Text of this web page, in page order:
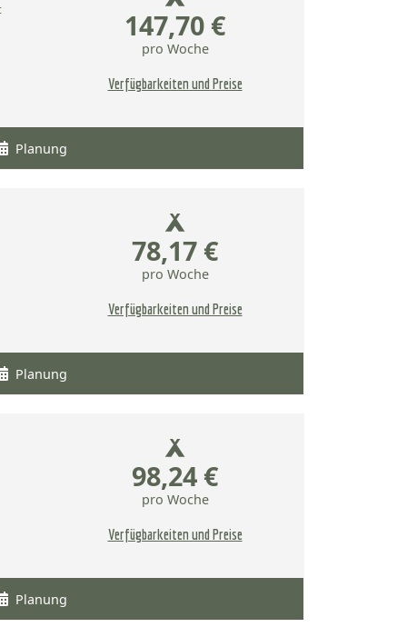
147,70 €
pro Woche
Verfügbarkeiten und Preise
Planung
78,17 €
pro Woche
Verfügbarkeiten und Preise
Planung
98,24 €
pro Woche
Verfügbarkeiten und Preise
Planung